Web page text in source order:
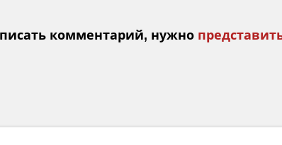
комментарий, нужно